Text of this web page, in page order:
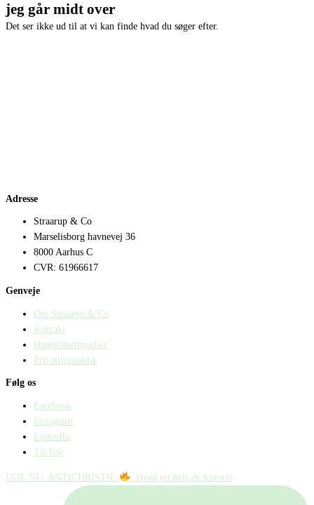
jeg går midt over
Det ser ikke ud til at vi kan finde hvad du søger efter.
Adresse
Straarup & Co
Marselisborg havnevej 36
8000 Aarhus C
CVR: 61966617
Genveje
Om Straarup & Co
Kontakt
Handelsbetingelser
Privatlivspolitik
Følg os
Facebook
Instagram
LinkedIn
TikTok
UDE NU: ANTICHRISTIE ⁠ ⁠ Hvad nu hvis de historie